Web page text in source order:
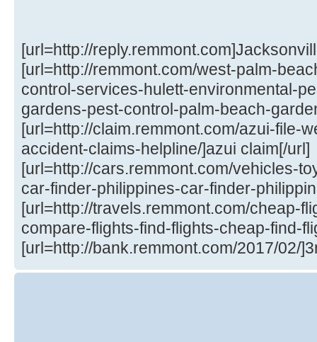
[url=http://
[url=http://remmont.com/west-palm-
control-services-hulett-environmental-
gardens-pest-control-palm-beach-
[url=http://claim.remmont.com/azui-file-
accident-claims-helpline/]azui claim[/url]
[url=http://cars.remmont.com/vehicles-
car-finder-philippines-car-finder-
[url=http://travels.remmont.com/cheap-
compare-flights-find-flights-cheap-find-
[url=http://bank.remmont.com/2017/02/